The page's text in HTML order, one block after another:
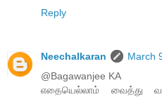
Reply
Neechalkaran
March
@Bagawanjee KA
எதையெல்லாம் வைத்து